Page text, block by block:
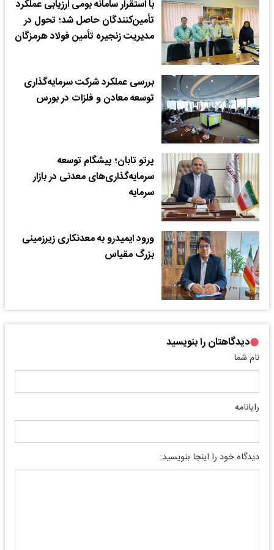
با استقرار سامانه بومی ارزیابی عملکرد
تأمین‌کنندگان حاصل شد؛ تحول در
مدیریت زنجیره تأمین فولاد هرمزگان
بررسی عملکرد شرکت سرمایه‌گذاری
توسعه معادن و فلزات در بورس
پرتو تابان؛ پیشگام توسعه
سرمایه‌گذاری‌های معدنی در بازار
سرمایه
ورود ایمیدرو به معدنکاری زیرزمینی
بزرگ مقیاس
دیدگاهتان را بنویسید
نام شما
رایانامه
دیدگاه خود را اینجا بنویسید: